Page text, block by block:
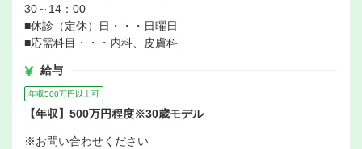
30～14：00
■休診（定休）日・・・日曜日
■応需科目・・・内科、皮膚科
給与
年収500万円以上可
【年収】500万円程度※30歳モデル
※お問い合わせください